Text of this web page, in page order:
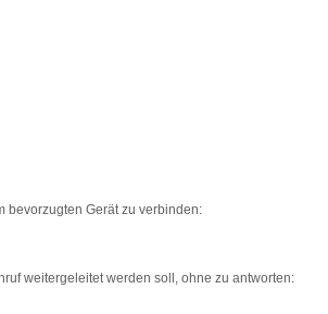
bevorzugten Gerät zu verbinden:
weitergeleitet werden soll, ohne zu antworten: